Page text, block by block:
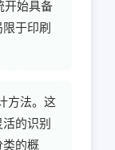
开始具备
于印刷
方法。这
的识别
类的概